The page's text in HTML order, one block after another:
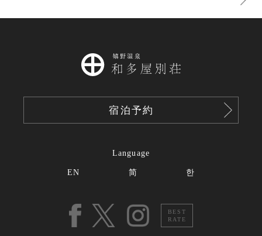
宿泊予約
Language
EN 简 한
BEST
RATE